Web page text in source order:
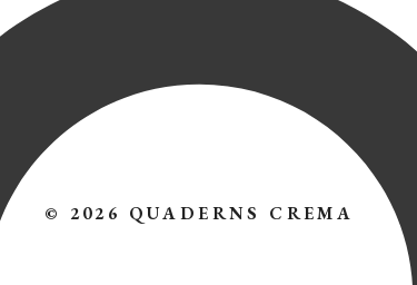
© 2026 QUADERNS CREMA